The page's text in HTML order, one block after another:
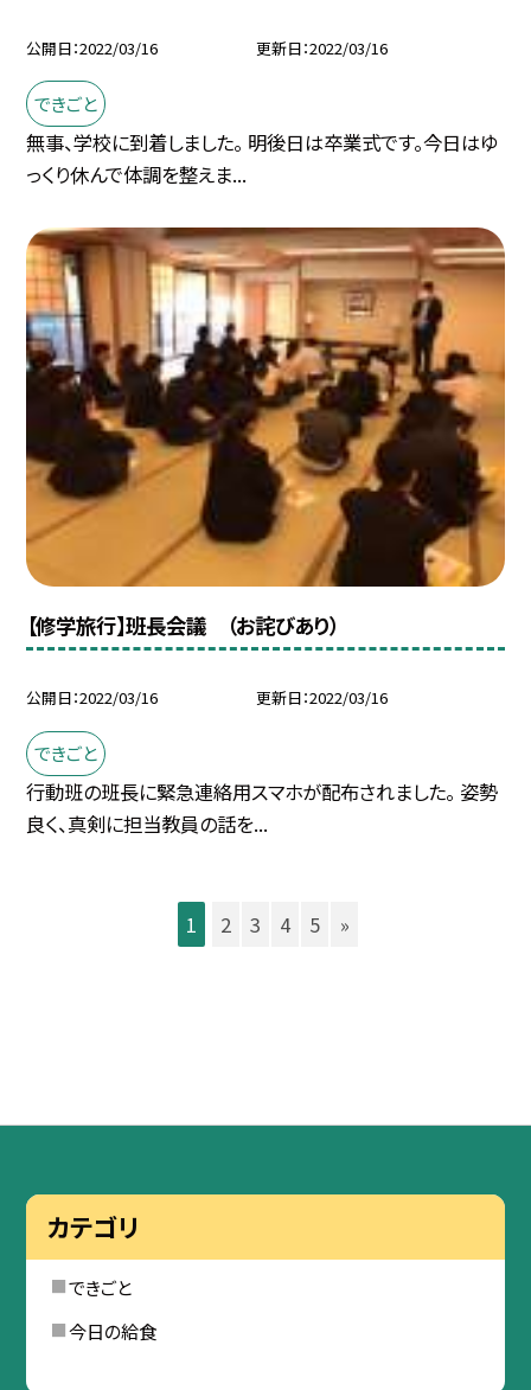
公開日 2022/03/16 更新日 2022/03/16
できごと
無事、学校に到着しました。 明後日は卒業式です。今日はゆ
っくり休んで体調を整えま...
【修学旅行】班長会議 （お詫びあり）
公開日 2022/03/16 更新日 2022/03/16
できごと
行動班の班長に緊急連絡用スマホが配布されました。 姿勢
良く、真剣に担当教員の話を...
1 2 3 4 5 »
カテゴリ
できごと
今日の給食